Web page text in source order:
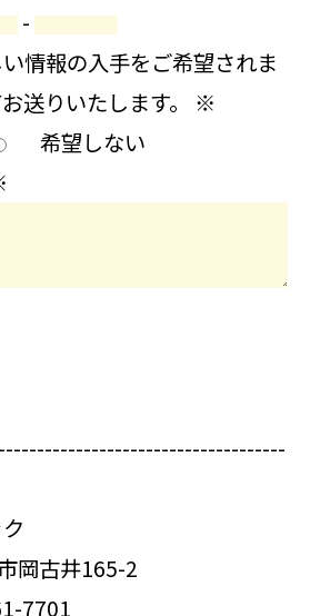
-
情報の入手をご希望されま
送りいたします。 ※
希望しない
岡古井165-2
7701